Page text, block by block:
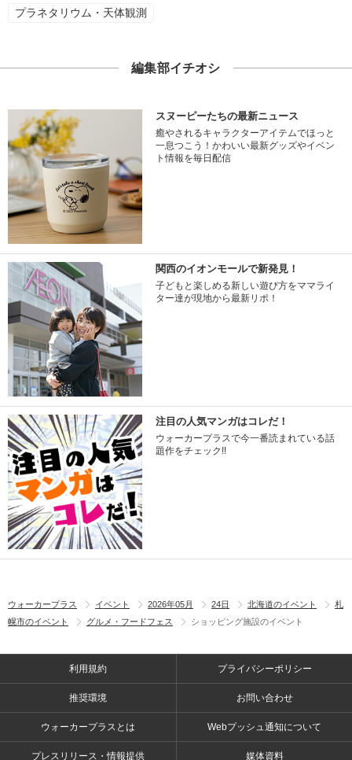
プラネタリウム・天体観測
編集部イチオシ
スヌーピーたちの最新ニュース
癒やされるキャラクターアイテムでほっと
一息つこう！かわいい最新グッズやイベン
ト情報を毎日配信
関西のイオンモールで新発見！
子どもと楽しめる新しい遊び方をママライ
ター達が現地から最新リポ！
注目の人気マンガはコレだ！
ウォーカープラスで今一番読まれている話
題作をチェック!!
ウォーカープラス イベント 2026年05月 24日 北海道のイベント
札
幌市のイベント
グルメ・フードフェス ショッピング施設のイベント
利用規約 プライバシーポリシー
推奨環境 お問い合わせ
ウォーカープラスとは Webプッシュ通知について
プレスリリース・情報提供 媒体資料